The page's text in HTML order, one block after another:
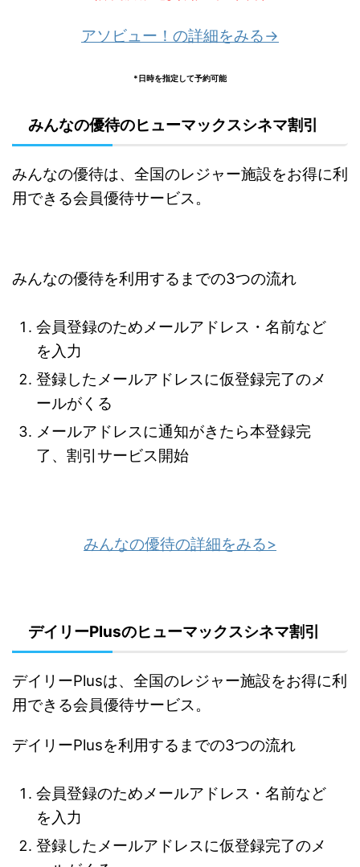
アソビュー！の詳細をみる→
*日時を指定して予約可能
みんなの優待のヒューマックスシネマ割引
みんなの優待は、全国のレジャー施設をお得に利
用できる会員優待サービス。
みんなの優待を利用するまでの3つの流れ
会員登録のためメールアドレス・名前など
を入力
登録したメールアドレスに仮登録完了のメ
ールがくる
メールアドレスに通知がきたら本登録完
了、割引サービス開始
みんなの優待の詳細をみる>
デイリーPlusのヒューマックスシネマ割引
デイリーPlusは、全国のレジャー施設をお得に利
用できる会員優待サービス。
デイリーPlusを利用するまでの3つの流れ
会員登録のためメールアドレス・名前など
を入力
登録したメールアドレスに仮登録完了のメ